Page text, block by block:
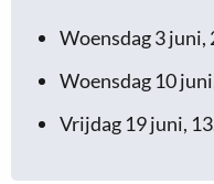
Woensdag 3 juni,
Woensdag 10
Vrijdag 19 juni,